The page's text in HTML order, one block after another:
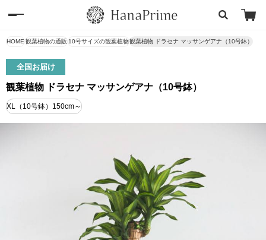
HOME 観葉植物の通販 10号サイズの観葉植物観葉植物 ドラセナ マッサンゲアナ（10号鉢）
全国お届け
観葉植物 ドラセナ マッサンゲアナ（10号鉢）
XL（10号鉢）150cm～